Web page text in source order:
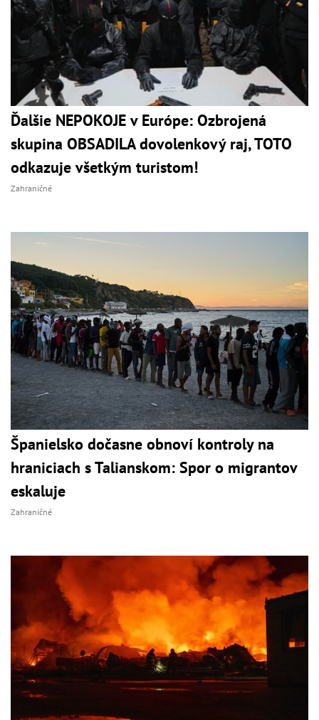
Ďalšie NEPOKOJE v Európe: Ozbrojená
skupina OBSADILA dovolenkový raj, TOTO
odkazuje všetkým turistom!
Zahraničné
Španielsko dočasne obnoví kontroly na
hraniciach s Talianskom: Spor o migrantov
eskaluje
Zahraničné